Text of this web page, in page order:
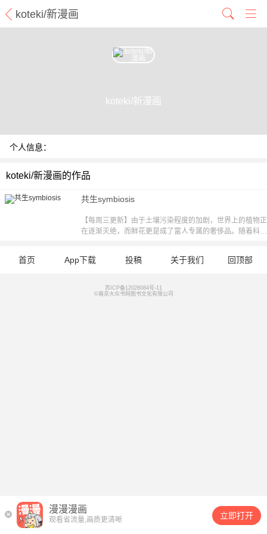
koteki/新漫画
koteki/新漫画
个人信息：
koteki/新漫画的作品
共生symbiosis
【每周三更新】由于土壤污染程度的加剧，世界上的植物正
在逐渐灭绝，而鲜花更是成了富人专属的奢侈品。随着科学
意外重逢，并因此卷入了一场关于鲜花的犯罪事件之中。
伦突如其来的自白到底是什么意思？事件将给二人带来什么
影响？一个关于“爱”与“共生”的故事，即将拉开序幕……
首页 App下载 投稿 关于我们 回顶部
苏ICP备12028084号-11
©南京大众书网图书文化有限公司
漫漫漫画
观看省流量,画质更清晰 立即打开